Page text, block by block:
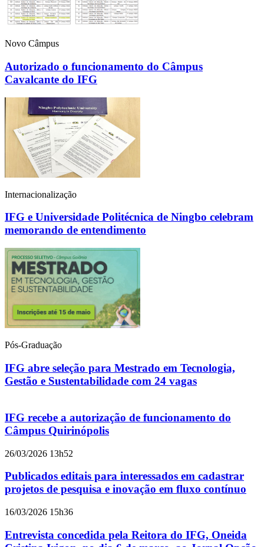
Novo Câmpus
Autorizado o funcionamento do Câmpus
Cavalcante do IFG
Internacionalização
IFG e Universidade Politécnica de Ningbo celebram
memorando de entendimento
Pós-Graduação
IFG abre seleção para Mestrado em Tecnologia,
Gestão e Sustentabilidade com 24 vagas
IFG recebe a autorização de funcionamento do
Câmpus Quirinópolis
26/03/2026 13h52
Publicados editais para interessados em cadastrar
projetos de pesquisa e inovação em fluxo contínuo
16/03/2026 15h36
Entrevista concedida pela Reitora do IFG, Oneida